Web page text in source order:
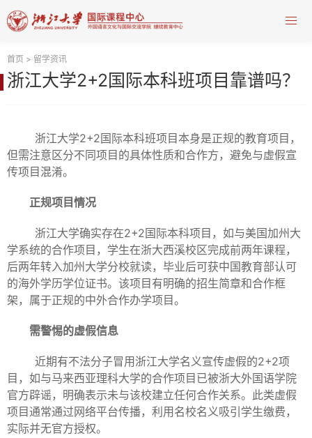
首页 > 留学资讯
浙江大学2+2国际本科班项目靠谱吗？
浙江大学2+2国际本科班项目本身是正规的教育项目，
但需注意区分不同项目的具体性质和合作方，避免与虚假宣
传项目混淆。
正规项目情况
浙江大学确实存在2+2国际本科项目，如与美国加州大
学系统的合作项目，学生在浙大西溪校区完成前两年课程，
后两年转入加州大学分校就读，毕业后可获中国教育部认可
的海外学历学位证书。该项目有明确的招生简章和合作框
架，属于正规的中外合作办学项目。
需警惕的虚假信息
近期有不法分子冒用浙江大学名义宣传虚假的2+2项
目，如与马来西亚理科大学的合作项目已被浙大外国语学院
官方辟谣，明确表示未与该校建立任何合作关系。此类虚假
项目通常通过网络平台传播，利用名校名义吸引学生缴费，
实际并无官方授权。